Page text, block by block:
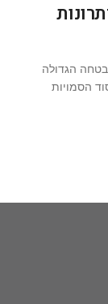
הגדולה
הסמויות